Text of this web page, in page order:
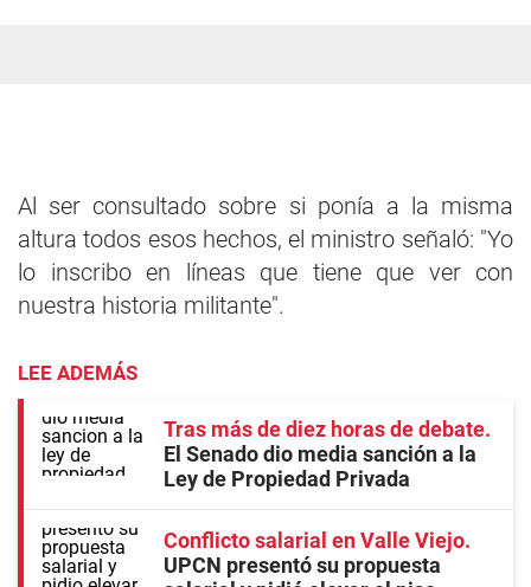
Al ser consultado sobre si ponía a la misma
altura todos esos hechos, el ministro señaló: "Yo
lo inscribo en líneas que tiene que ver con
nuestra historia militante".
LEE ADEMÁS
Tras más de diez horas de debate
El Senado dio media sanción a la
Ley de Propiedad Privada
Conflicto salarial en Valle Viejo
UPCN presentó su propuesta